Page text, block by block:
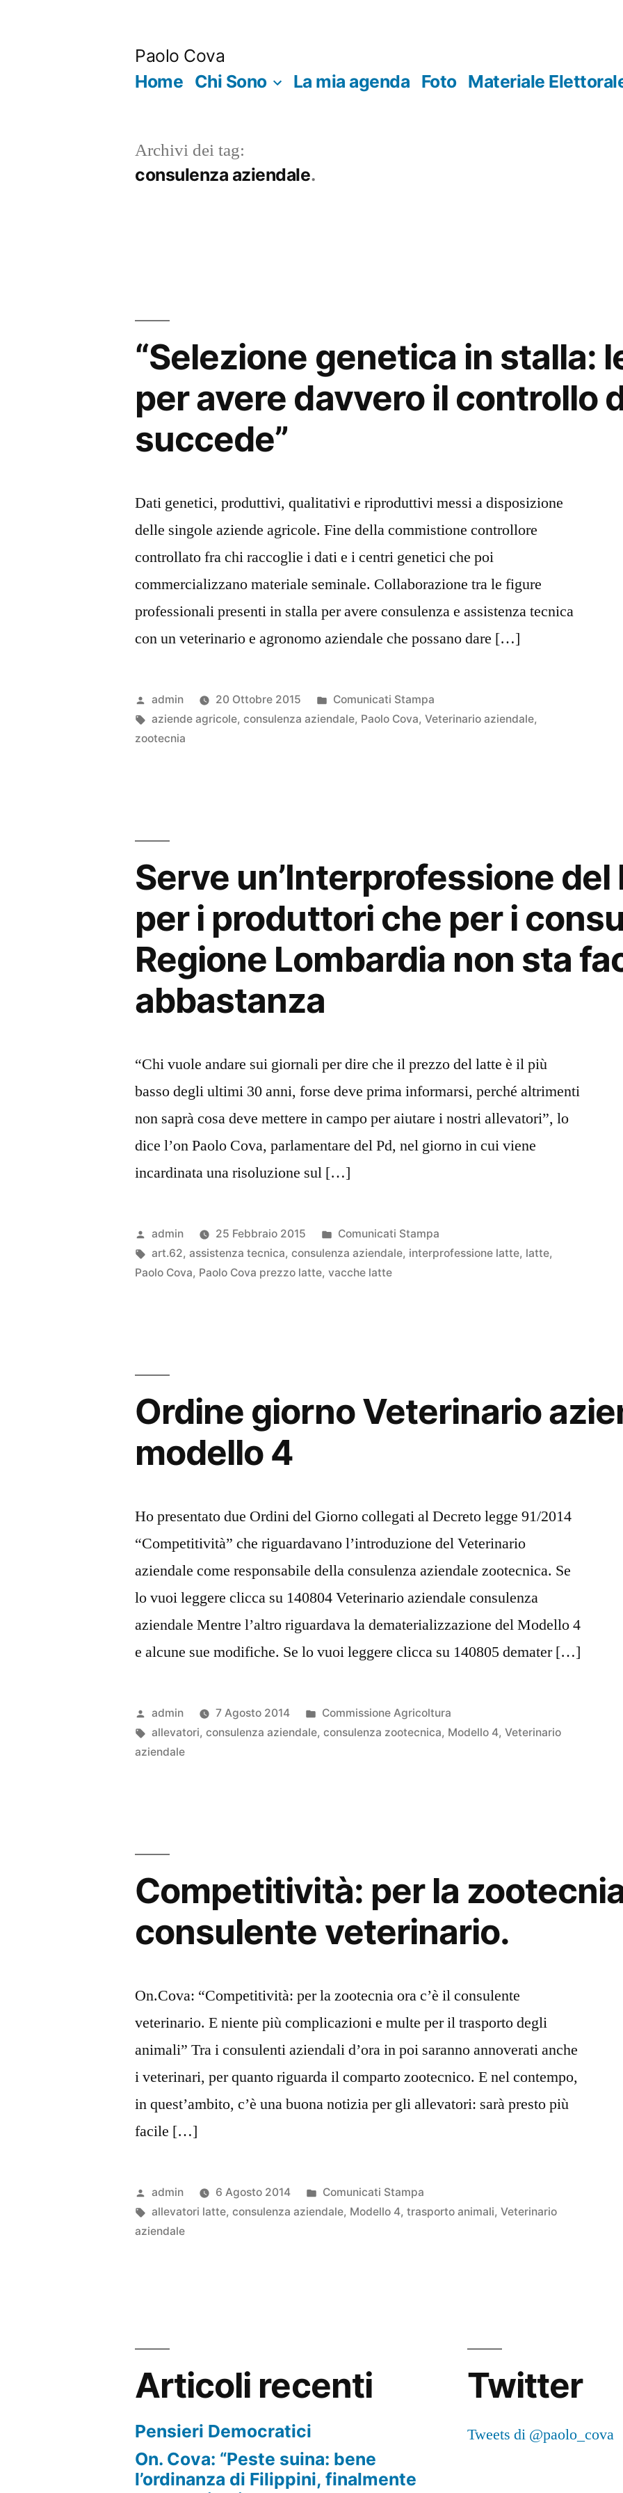
Paolo Cova
Home Chi Sono La mia agenda Foto Materiale
Archivi dei tag:
consulenza aziendale
“Selezione genetica in stalla:
per avere davvero il controllo
succede”
Dati genetici, produttivi, qualitativi e riproduttivi messi a disposizione
delle singole aziende agricole. Fine della commistione controllore
controllato fra chi raccoglie i dati e i centri genetici che poi
commercializzano materiale seminale. Collaborazione tra le figure
professionali presenti in stalla per avere consulenza e assistenza tecnica
con un veterinario e agronomo aziendale che possano dare […]
Pubblicato
da
admin 20 Ottobre 2015
Pubblicato
in
Comunicati Stampa
Tag:
aziende agricole,consulenza aziendale, Paolo Cova,Veterinario aziendale,
zootecnia
Serve un’Interprofessione del
per i produttori che per i
Regione Lombardia non sta
abbastanza
“Chi vuole andare sui giornali per dire che il prezzo del latte è il più
basso degli ultimi 30 anni, forse deve prima informarsi, perché altrimenti
non saprà cosa deve mettere in campo per aiutare i nostri allevatori”, lo
dice l’on Paolo Cova, parlamentare del Pd, nel giorno in cui viene
incardinata una risoluzione sul […]
Pubblicato
da
admin 25 Febbraio 2015
Pubblicato
in
Comunicati Stampa
Tag:
art.62,assistenza tecnica,consulenza aziendale, interprofessione latte, latte,
Paolo Cova, Paolo Cova prezzo latte,vacche latte
Ordine giorno Veterinario
modello 4
Ho presentato due Ordini del Giorno collegati al Decreto legge 91/2014
“Competitività” che riguardavano l’introduzione del Veterinario
aziendale come responsabile della consulenza aziendale zootecnica. Se
lo vuoi leggere clicca su 140804 Veterinario aziendale consulenza
aziendale Mentre l’altro riguardava la dematerializzazione del Modello 4
e alcune sue modifiche. Se lo vuoi leggere clicca su 140805 demater […]
Pubblicato
da
admin 7 Agosto 2014
Pubblicato
in
Commissione Agricoltura
Tag:
allevatori,consulenza aziendale,consulenza zootecnica, Modello 4,Veterinario
aziendale
Competitività: per la zootecnia
consulente veterinario.
On.Cova: “Competitività: per la zootecnia ora c’è il consulente
veterinario. E niente più complicazioni e multe per il trasporto degli
animali” Tra i consulenti aziendali d’ora in poi saranno annoverati anche
i veterinari, per quanto riguarda il comparto zootecnico. E nel contempo,
in quest’ambito, c’è una buona notizia per gli allevatori: sarà presto più
facile […]
Pubblicato
da
admin 6 Agosto 2014
Pubblicato
in
Comunicati Stampa
Tag:
allevatori latte,consulenza aziendale, Modello 4,trasporto animali,Veterinario
aziendale
Articoli recenti
Pensieri Democratici
On. Cova: “Peste suina: bene
l’ordinanza di Filippini, finalmente
Twitter
Tweets di @paolo_cova